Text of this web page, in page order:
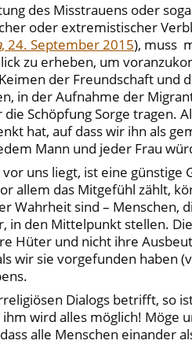
des Misstrauens oder
oder extremistischer
, 24. September 2015), muss
zu erheben, um
der Freundschaft
in der Aufnahme der
Schöpfung Sorge tragen.
hat, auf dass wir ihn als
Mann und jeder Frau
uns liegt, ist eine
allem das Mitgefühl zählt,
Wahrheit sind – Menschen,
den Mittelpunkt stellen.
Hüter und nicht ihre
wir sie vorgefunden haben
Dialogs betrifft, so
wird alles möglich! Möge
alle Menschen einander